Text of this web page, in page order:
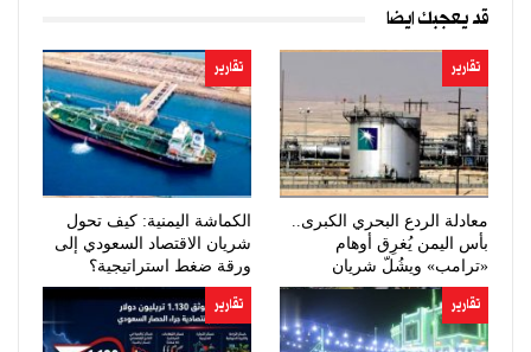
قد يعجبك ايضا
تقارير
معادلة الردع البحري الكبرى..
بأس اليمن يُغرِق أوهام
«ترامب» ويشُلّ شريان
النفط…
تقارير
الكماشة اليمنية: كيف تحول
شريان الاقتصاد السعودي إلى
ورقة ضغط استراتيجية؟
تقارير تقارير